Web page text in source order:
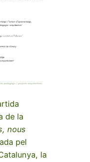
de la
nous
pel
la